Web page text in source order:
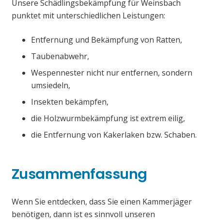
Unsere Schädlingsbekämpfung für Weinsbach
punktet mit unterschiedlichen Leistungen:
Entfernung und Bekämpfung von Ratten,
Taubenabwehr,
Wespennester nicht nur entfernen, sondern
umsiedeln,
Insekten bekämpfen,
die Holzwurmbekämpfung ist extrem eilig,
die Entfernung von Kakerlaken bzw. Schaben.
Zusammenfassung
Wenn Sie entdecken, dass Sie einen Kammerjäger
benötigen, dann ist es sinnvoll unseren